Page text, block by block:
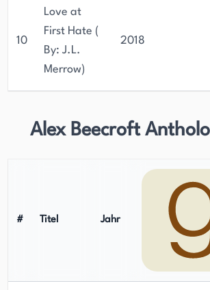
10
Love at
First Hate (
By: J.L.
Merrow)
2018
Alex Beecroft
# Titel Jahr